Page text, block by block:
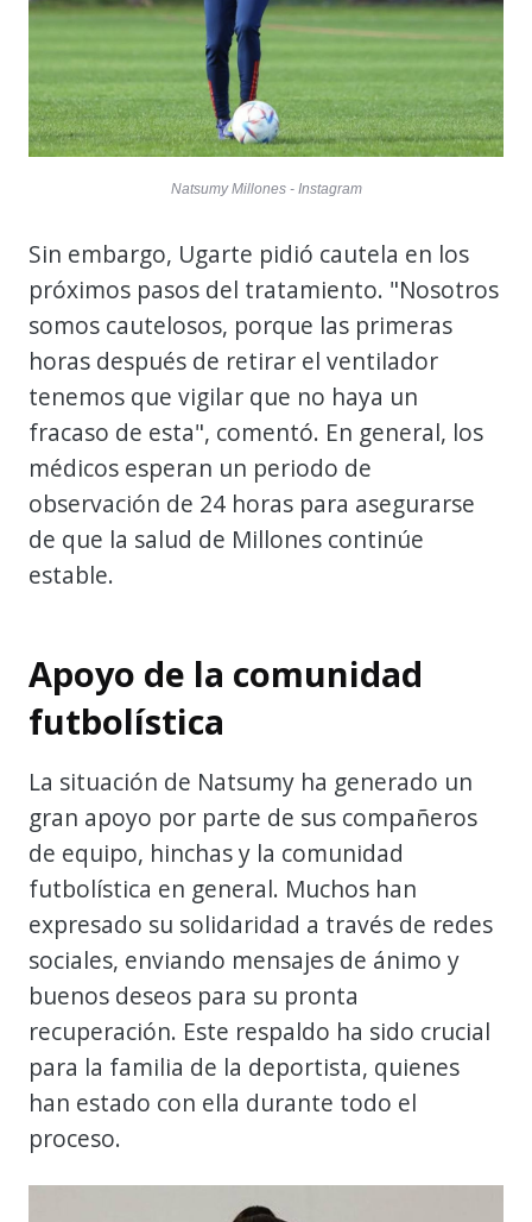
Natsumy Millones - Instagram
Sin embargo, Ugarte pidió cautela en los
próximos pasos del tratamiento. "Nosotros
somos cautelosos, porque las primeras
horas después de retirar el ventilador
tenemos que vigilar que no haya un
fracaso de esta", comentó. En general, los
médicos esperan un periodo de
observación de 24 horas para asegurarse
de que la salud de Millones continúe
estable.
Apoyo de la comunidad
futbolística
La situación de Natsumy ha generado un
gran apoyo por parte de sus compañeros
de equipo, hinchas y la comunidad
futbolística en general. Muchos han
expresado su solidaridad a través de redes
sociales, enviando mensajes de ánimo y
buenos deseos para su pronta
recuperación. Este respaldo ha sido crucial
para la familia de la deportista, quienes
han estado con ella durante todo el
proceso.